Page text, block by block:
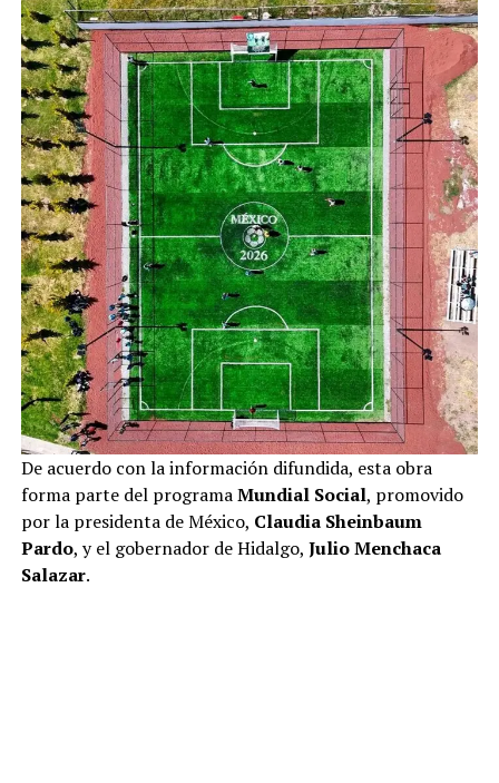
De acuerdo con la información difundida, esta obra
forma parte del programaMundial Social, promovido
por la presidenta de México, Claudia Sheinbaum
Pardo, y el gobernador de Hidalgo, Julio Menchaca
Salazar.